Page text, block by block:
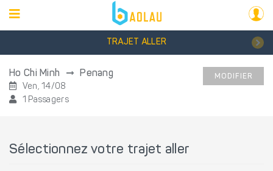
TRAJET ALLER
Ho Chi Minh Penang
Ven, 14/08
1 Passagers
MODIFIER
Sélectionnez votre trajet aller